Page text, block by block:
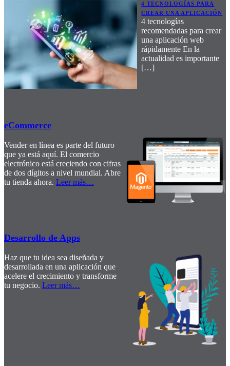
4 TECNOLOGÍAS PARA
CREAR UNA APLICACIÓN
4 tecnologías
recomendadas para crear
una aplicación web
rápidamente En la
actualidad es importante
[…]
eCommerce
Vender en línea es parte del futuro
que ya está aquí. El comercio
electrónico está creciendo con cifras
de dos dígitos a nivel mundial. Abre
tu tienda ahora. Leer más…
Desarrollo de Apps
Haz que tu idea sea diseñada y
desarrollada en una aplicación que
acelere el crecimiento y transforme
tu negocio. Leer más…